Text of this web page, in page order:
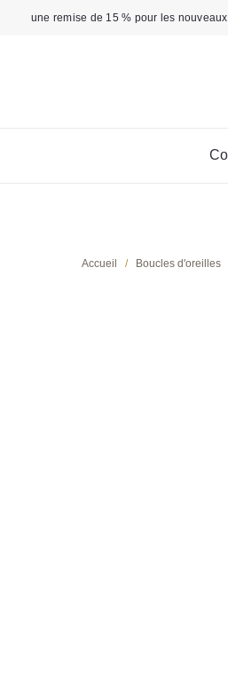
une remise de 15 % pour les
Accueil / Boucles d'oreilles